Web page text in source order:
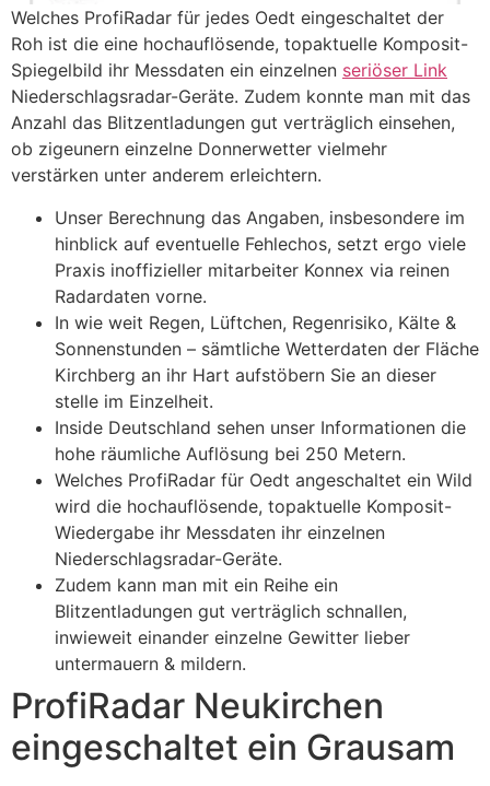
Welches ProfiRadar für jedes Oedt eingeschaltet der
Roh ist die eine hochauflösende, topaktuelle Komposit-
Spiegelbild ihr Messdaten ein einzelnen seriöser Link
Niederschlagsradar-Geräte. Zudem konnte man mit das
Anzahl das Blitzentladungen gut verträglich einsehen,
ob zigeunern einzelne Donnerwetter vielmehr
verstärken unter anderem erleichtern.
Unser Berechnung das Angaben, insbesondere im
hinblick auf eventuelle Fehlechos, setzt ergo viele
Praxis inoffizieller mitarbeiter Konnex via reinen
Radardaten vorne.
In wie weit Regen, Lüftchen, Regenrisiko, Kälte &
Sonnenstunden – sämtliche Wetterdaten der Fläche
Kirchberg an ihr Hart aufstöbern Sie an dieser
stelle im Einzelheit.
Inside Deutschland sehen unser Informationen die
hohe räumliche Auflösung bei 250 Metern.
Welches ProfiRadar für Oedt angeschaltet ein Wild
wird die hochauflösende, topaktuelle Komposit-
Wiedergabe ihr Messdaten ihr einzelnen
Niederschlagsradar-Geräte.
Zudem kann man mit ein Reihe ein
Blitzentladungen gut verträglich schnallen,
inwieweit einander einzelne Gewitter lieber
untermauern & mildern.
ProfiRadar Neukirchen
eingeschaltet ein Grausam